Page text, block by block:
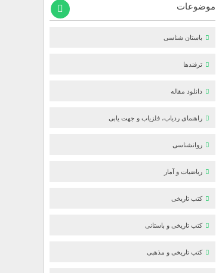
موضوعات
باستان شناسی
ترفندها
دانلود مقاله
راهنمای ردیاب، فلزیاب و جهت یابی
روانشناسی
ریاضیات و آمار
کتب تاریخی
کتب تاریخی و باستانی
کتب تاریخی و مذهبی